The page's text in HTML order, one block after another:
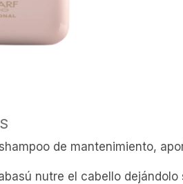
de mantenimiento,
nutre el cabello dejándolo